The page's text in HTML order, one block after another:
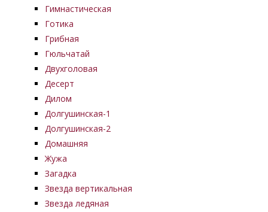
Гимнастическая
Готика
Грибная
Гюльчатай
Двухголовая
Десерт
Дилом
Долгушинская-1
Долгушинская-2
Домашняя
Жужа
Загадка
Звезда вертикальная
Звезда ледяная